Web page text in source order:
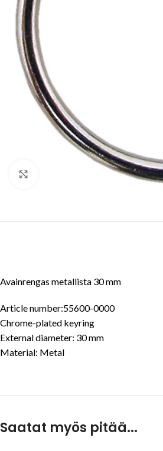
Tuulilasi- ja aurinkopaneeli-
teollisuuden turvaveitset
Mattoveitset
Avainrengas metallista 30 mm
Article number:55600-0000
Chrome-plated keyring
External diameter: 30 mm
Material: Metal
Saatat myös pitää...